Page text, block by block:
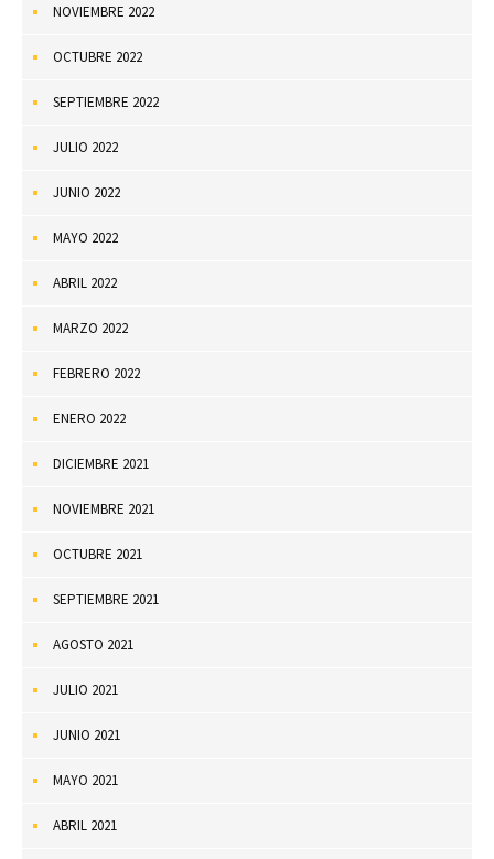
NOVIEMBRE 2022
OCTUBRE 2022
SEPTIEMBRE 2022
JULIO 2022
JUNIO 2022
MAYO 2022
ABRIL 2022
MARZO 2022
FEBRERO 2022
ENERO 2022
DICIEMBRE 2021
NOVIEMBRE 2021
OCTUBRE 2021
SEPTIEMBRE 2021
AGOSTO 2021
JULIO 2021
JUNIO 2021
MAYO 2021
ABRIL 2021